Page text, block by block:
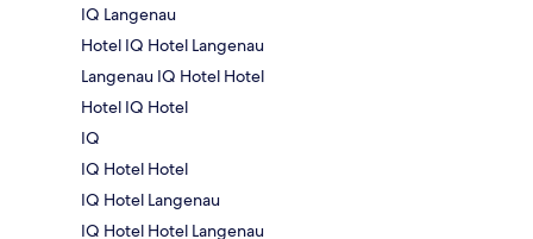
IQ Langenau
Hotel IQ Hotel Langenau
Langenau IQ Hotel Hotel
Hotel IQ Hotel
IQ
IQ Hotel Hotel
IQ Hotel Langenau
IQ Hotel Hotel Langenau